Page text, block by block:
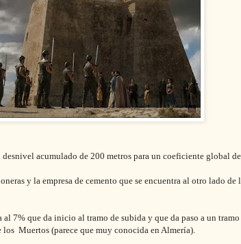
acumulado de 200 metros para un coeficiente global de
y la empresa de cemento que se encuentra al otro lado
7% que da inicio al tramo de subida y que da paso a un
los Muertos (parece que muy conocida en Almería).